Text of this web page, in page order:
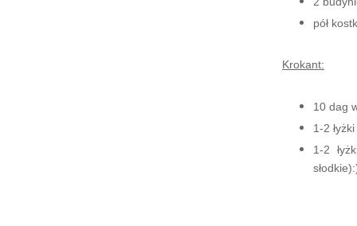
pół
Krokant:
10 dag
1-2
1-2